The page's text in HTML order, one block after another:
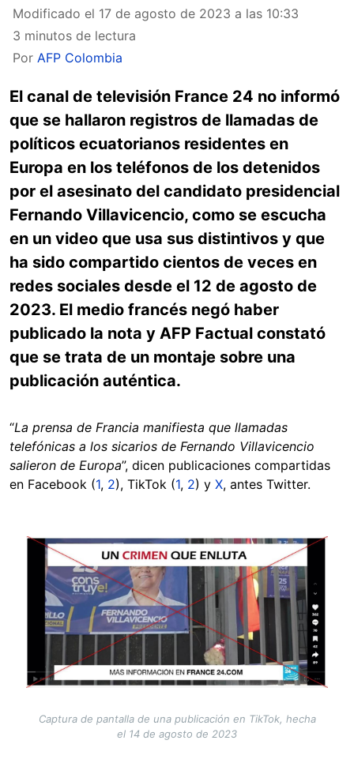
Modificado el 17 de agosto de 2023 a las 10:33
3 minutos de lectura
Por AFP Colombia
El canal de televisión France 24 no informó
que se hallaron registros de llamadas de
políticos ecuatorianos residentes en
Europa en los teléfonos de los detenidos
por el asesinato del candidato presidencial
Fernando Villavicencio, como se escucha
en un video que usa sus distintivos y que
ha sido compartido cientos de veces en
redes sociales desde el 12 de agosto de
2023. El medio francés negó haber
publicado la nota y AFP Factual constató
que se trata de un montaje sobre una
publicación auténtica.
“La prensa de Francia manifiesta que llamadas
telefónicas a los sicarios de Fernando Villavicencio
salieron de Europa”, dicen publicaciones compartidas
en Facebook (1, 2), TikTok (1, 2) y X, antes Twitter.
Image
Captura de pantalla de una publicación en TikTok, hecha
el 14 de agosto de 2023